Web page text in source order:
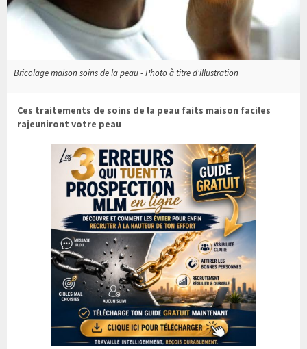
Bricolage maison soins de la peau - Photo à titre d'illustration
Ces traitements de soins de la peau faits maison faciles
rajeuniront votre peau